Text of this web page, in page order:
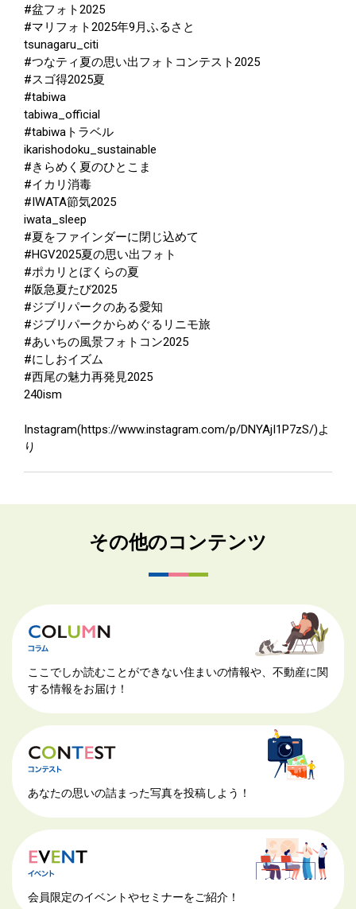
#盆フォト2025
#マリフォト2025年9月ふるさと
tsunagaru_citi
#つなティ夏の思い出フォトコンテスト2025
#スゴ得2025夏
#tabiwa
tabiwa_official
#tabiwaトラベル
ikarishodoku_sustainable
#きらめく夏のひとこま
#イカリ消毒
#IWATA節気2025
iwata_sleep
#夏をファインダーに閉じ込めて
#HGV2025夏の思い出フォト
#ポカリとぼくらの夏
#阪急夏たび2025
#ジブリパークのある愛知
#ジブリパークからめぐるリニモ旅
#あいちの風景フォトコン2025
#にしおイズム
#西尾の魅力再発見2025
240ism
Instagram(https://www.instagram.com/p/DNYAjI1P7zS/)よ
り
その他のコンテンツ
ここでしか読むことができない住まいの情報や、不動産に関
する情報をお届け！
あなたの思いの詰まった写真を投稿しよう！
会員限定のイベントやセミナーをご紹介！